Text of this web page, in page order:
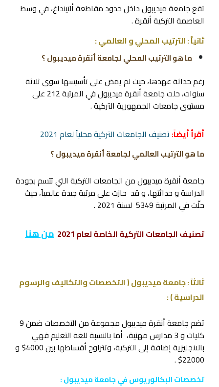
تقع جامعة ميديبول داخل حدود مقاطعة ألتينداغ، في وسط
العاصمة التركية أنقرة .
ثانياً : الترتيب المحلي و العالمي :
ما هو الترتيب المحلي لجامعة أنقرة ميديبول ؟
رغم حداثة عهدها، حيث لم يمض على تأسيسها سوى ثلاثة
سنوات، حلت جامعة أنقرة ميديبول في المرتبة 212 على
مستوى جامعات الجمهورية التركية .
أقرأ أيضاً: تصنيف الجامعات التركية محلياً لعام 2021
ما هو الترتيب العالمي لجامعة أنقرة ميديبول ؟
جامعة أنقرة ميديبول من الجامعات التركية التي تتسم بجودة
الدراسة و حداثتها، و قد حازت على مرتبة جيدة عالمياً، حيث
حلّت في المرتبة 5349 لسنة 2021 .
تصنيف الجامعات التركية الخاصة لعام 2021
من هنا
ثالثاً : جامعة ميديبول ( التخصصات والتكاليف والرسوم
الدراسية ) :
تضم جامعة أنقرة ميديبول مجموعة من التخصصات ضمن 9
كليات و 3 مدارس مهنية، أما بالنسبة للغة التعليم فهي
بالانجليزية إضافة إلى التركية، وتتراوح أقساطها بين 4000$ و
22000$ .
تخصصات البكالوريوس في جامعة ميديبول :